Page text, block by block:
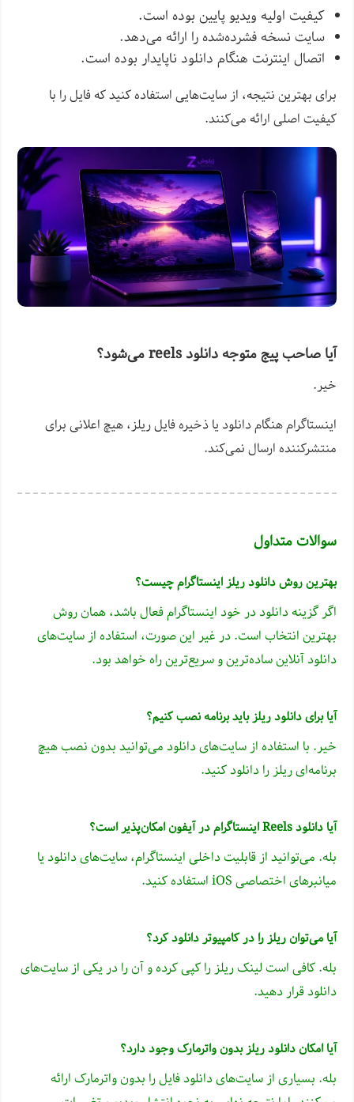
کیفیت اولیه ویدیو پایین بوده است.
سایت نسخه فشرده‌شده را ارائه می‌دهد.
اتصال اینترنت هنگام دانلود ناپایدار بوده است.
برای بهترین نتیجه، از سایت‌هایی استفاده کنید که فایل را با
کیفیت اصلی ارائه می‌کنند.
آیا صاحب پیج متوجه دانلود reels می‌شود؟
خیر.
اینستاگرام هنگام دانلود یا ذخیره فایل ریلز، هیچ اعلانی برای
منتشرکننده ارسال نمی‌کند.
سوالات متداول
بهترین روش دانلود ریلز اینستاگرام چیست؟
اگر گزینه دانلود در خود اینستاگرام فعال باشد، همان روش
بهترین انتخاب است. در غیر این صورت، استفاده از سایت‌های
دانلود آنلاین ساده‌ترین و سریع‌ترین راه خواهد بود.
آیا برای دانلود ریلز باید برنامه نصب کنیم؟
خیر. با استفاده از سایت‌های دانلود می‌توانید بدون نصب هیچ
برنامه‌ای ریلز را دانلود کنید.
آیا دانلود Reels اینستاگرام در آیفون امکان‌پذیر است؟
بله. می‌توانید از قابلیت داخلی اینستاگرام، سایت‌های دانلود یا
میانبرهای اختصاصی iOS استفاده کنید.
آیا می‌توان ریلز را در کامپیوتر دانلود کرد؟
بله. کافی است لینک ریلز را کپی کرده و آن را در یکی از سایت‌های
دانلود قرار دهید.
آیا امکان دانلود ریلز بدون واترمارک وجود دارد؟
بله. بسیاری از سایت‌های دانلود فایل را بدون واترمارک ارائه